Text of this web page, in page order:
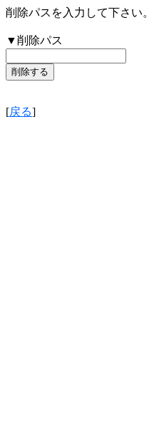
削除パスを入力して下さい。
▼削除パス
[戻る]